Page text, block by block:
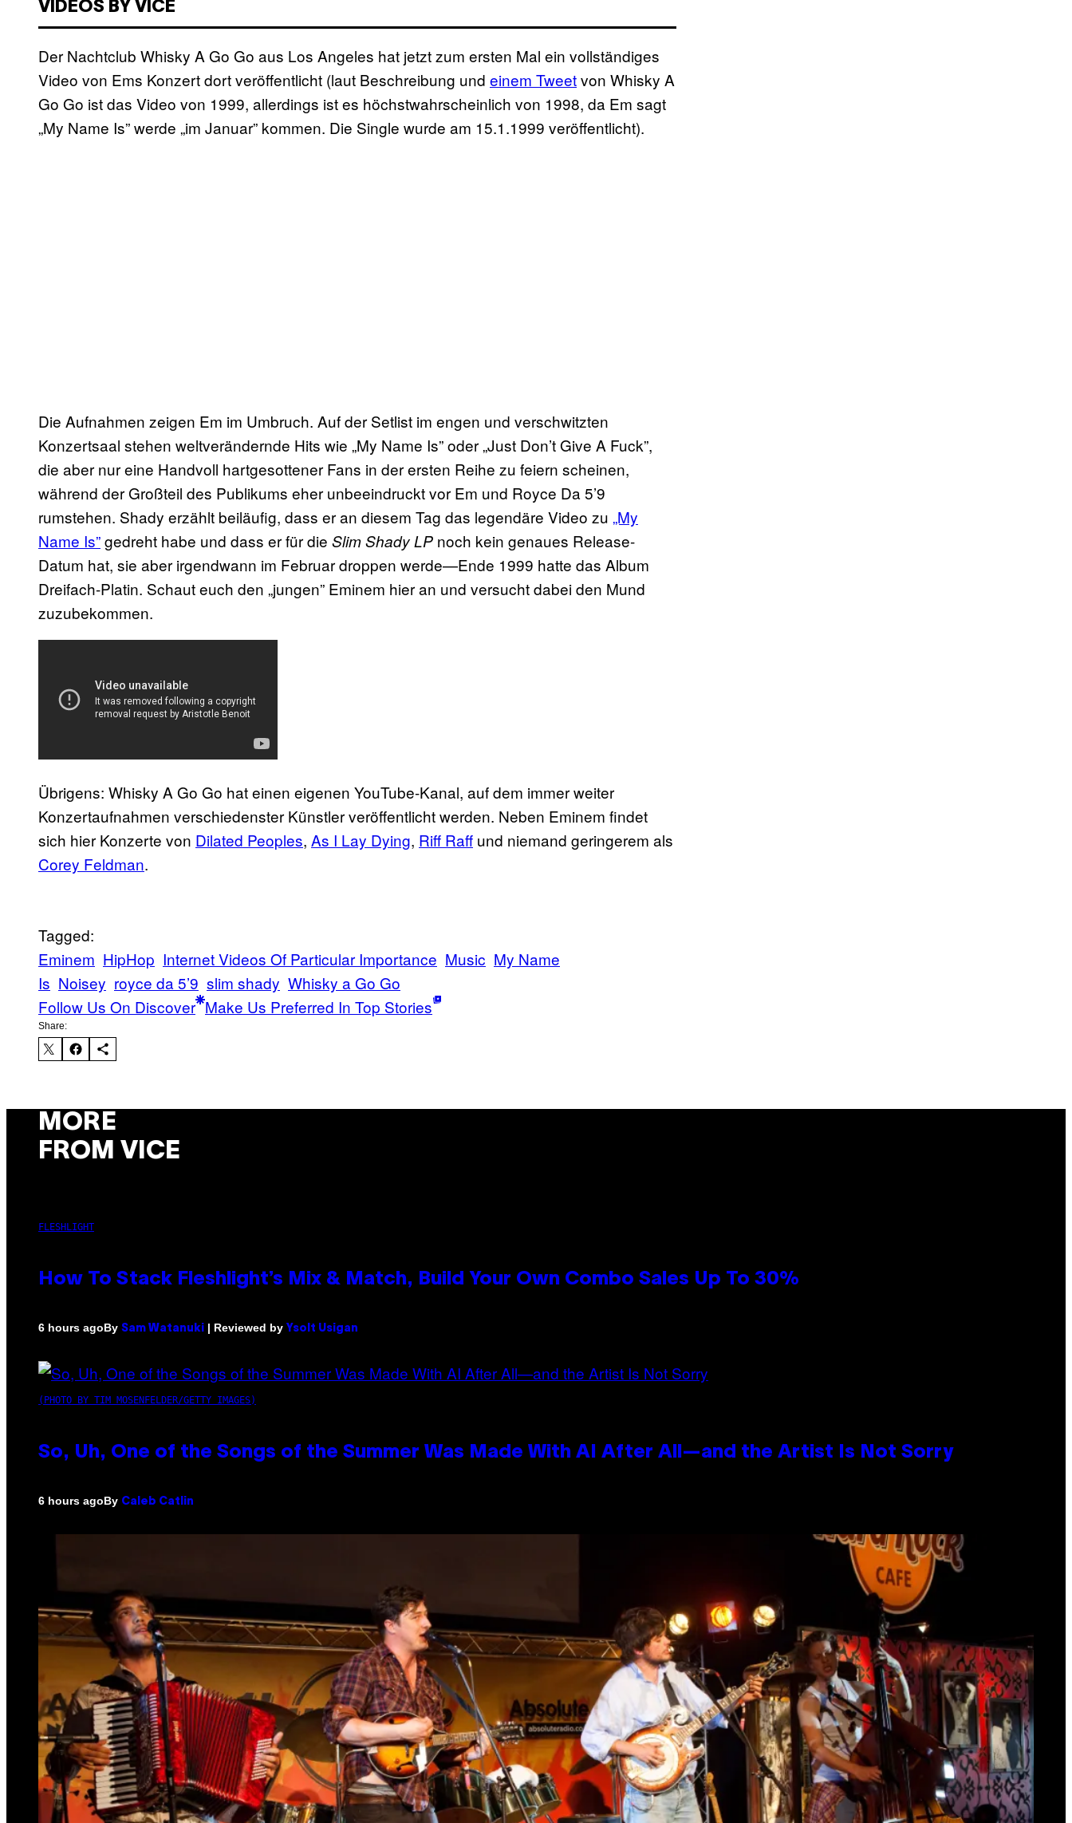
VIDEOS BY VICE
Der Nachtclub Whisky A Go Go aus Los Angeles hat jetzt zum ersten Mal ein vollständiges
Video von Ems Konzert dort veröffentlicht (laut Beschreibung und einem Tweet​ von Whisky A
Go Go ist das Video von 1999, allerdings ist es höchstwahrscheinlich von 1998, da Em sagt
„My Name Is” werde „im Januar” kommen. Die Single wurde am 15.1.1999 veröffentlicht)​.
Die Aufnahmen zeigen Em im Umbruch. Auf der Setlist im engen und verschwitzten
Konzertsaal stehen weltverändernde Hits wie „My Name Is” oder „Just Don’t Give A Fuck”,
die aber nur eine Handvoll hartgesottener Fans in der ersten Reihe zu feiern scheinen,
während der Großteil des Publikums eher unbeeindruckt vor Em und Royce Da 5’9
rumstehen. Shady erzählt beiläufig, dass er an diesem Tag das legendäre Video zu „My
Name Is”​ gedreht habe und dass er für die Slim Shady LP noch kein genaues Release-
Datum hat, sie aber irgendwann im Februar droppen werde—Ende 1999 hatte das Album
Dreifach-Platin. Schaut euch den „jungen” Eminem hier an und versucht dabei den Mund
zuzubekommen.
Übrigens: Whisky A Go Go hat einen eigenen YouTube-Kanal, auf dem immer weiter
Konzertaufnahmen verschiedenster Künstler veröffentlicht werden. Neben Eminem findet
sich hier Konzerte von Dilated Peoples​, As I Lay Dying​, Riff Raff ​ und niemand geringerem als
Corey Feldman​.
Tagged:
Eminem HipHop Internet Videos Of Particular Importance Music My Name
Is Noisey royce da 5’9 slim shady Whisky a Go Go
Follow Us On Discover Make Us Preferred In Top Stories
Share:
MORE
FROM VICE
FLESHLIGHT
How To Stack Fleshlight’s Mix & Match, Build Your Own Combo Sales Up To 30%
6 hours agoBy Sam Watanuki | Reviewed by Ysolt Usigan
(PHOTO BY TIM MOSENFELDER/GETTY IMAGES)
So, Uh, One of the Songs of the Summer Was Made With AI After All—and the Artist Is Not Sorry
6 hours agoBy Caleb Catlin